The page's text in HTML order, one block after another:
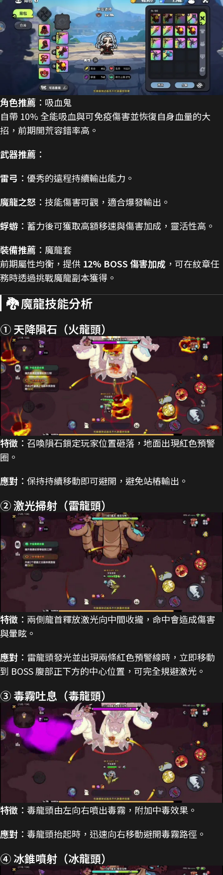
角色推薦 ：吸血鬼
自帶 10% 全能吸血與可免疫傷害並恢復自身血量的大
招，前期開荒容錯率高。
武器推薦 ：
雷弓 ：優秀的遠程持續輸出能力。
魔龍之怒 ：技能傷害可觀，適合爆發輸出。
蜉蝣 ：蓄力後可獲取高額移速與傷害加成，靈活性高。
裝備推薦 ：魔龍套
前期屬性均衡，提供 12% BOSS 傷害加成 ，可在紋章任
務時透過挑戰魔龍副本獲得。
🐉 魔龍技能分析
① 天降隕石（火龍頭）
特徵 ：召喚隕石鎖定玩家位置砸落，地面出現紅色預警
圈。
應對 ：保持持續移動即可避開，避免站樁輸出。
② 激光掃射（雷龍頭）
特徵 ：兩側龍首釋放激光向中間收攏，命中會造成傷害
與暈眩。
應對 ：雷龍頭發光並出現兩條紅色預警線時，立即移動
到 BOSS 腹部正下方的中心位置，可完全規避激光。
③ 毒霧吐息（毒龍頭）
特徵 ：毒龍頭由左向右噴出毒霧，附加中毒效果。
應對 ：毒龍頭抬起時，迅速向右移動避開毒霧路徑。
④ 冰錐噴射（冰龍頭）